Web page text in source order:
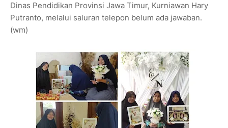
Dinas Pendidikan Provinsi Jawa Timur, Kurniawan Hary
Putranto, melalui saluran telepon belum ada jawaban.
(wm)